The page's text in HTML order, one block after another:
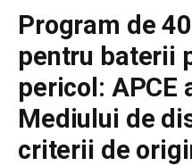
Program de
pentru baterii
pericol: APCE
Mediului de
criterii de